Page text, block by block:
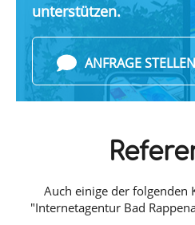
unterstützen.
ANFRAGE STELLEN
Auch einige der folgenden
"Internetagentur Bad